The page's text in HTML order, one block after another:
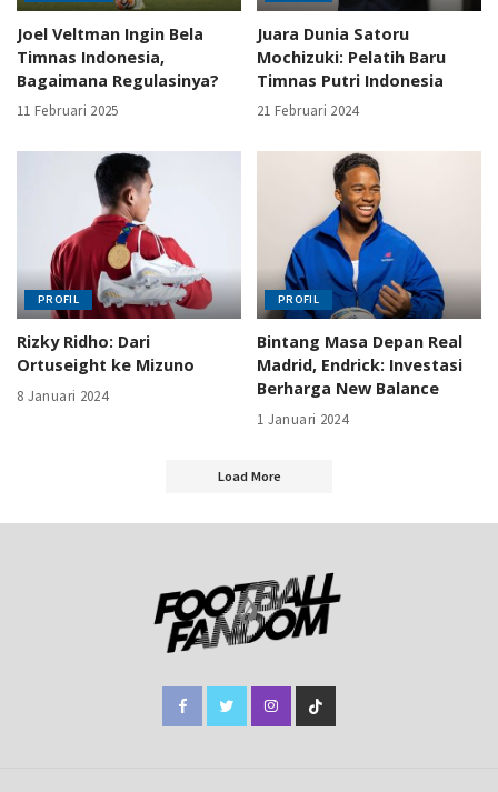
Joel Veltman Ingin Bela
Timnas Indonesia,
Bagaimana Regulasinya?
11 Februari 2025
Juara Dunia Satoru
Mochizuki: Pelatih Baru
Timnas Putri Indonesia
21 Februari 2024
PROFIL
Rizky Ridho: Dari
Ortuseight ke Mizuno
8 Januari 2024
PROFIL
Bintang Masa Depan Real
Madrid, Endrick: Investasi
Berharga New Balance
1 Januari 2024
Load More